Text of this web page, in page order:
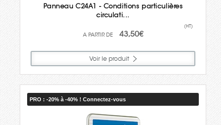
Panneau C24A1 - Conditions particulières
circulati...
43,50€
(HT)
Voir le produit
PRO : -20% à -40% ! Connectez-vous